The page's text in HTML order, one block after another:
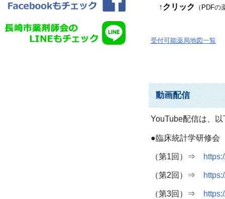
↑クリック （PDFの
受付可能薬局地図一覧
動画配信
YouTube配信は、
●臨床統計学研修会
（第1回）⇒
（第2回） ⇒
（第3回）⇒